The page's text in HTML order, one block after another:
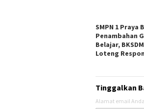
SMPN 1 Praya
Penambahan
Belajar,
Loteng
Tinggalkan
Alamat email